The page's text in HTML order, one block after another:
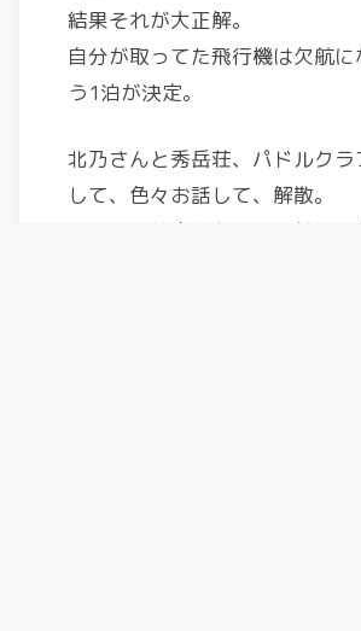
結果それが大正解。
自分が取ってた飛行機は欠航
う1泊が決定。
北乃さんと秀岳荘、パドルク
して、色々お話して、解散。
翌日は、仕事もあるので朝の